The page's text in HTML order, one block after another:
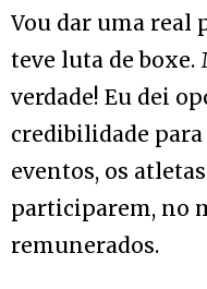
Vou dar uma real
teve luta de boxe.
verdade! Eu dei
credibilidade
eventos, os
participarem, no
remunerados.